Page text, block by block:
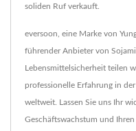
soliden Ruf verkauft.
eversoon, eine Marke von
führender Anbieter von
Lebensmittelsicherheit teilen
professionelle Erfahrung in
weltweit. Lassen Sie uns Ihr
Geschäftswachstum und